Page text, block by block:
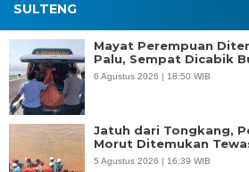
SULTENG
Mayat Perempuan
Palu, Sempat Dicabik
6 Agustus 2026 | 18:50 WIB
Jatuh dari Tongkang,
Morut Ditemukan
5 Agustus 2026 | 16:39 WIB